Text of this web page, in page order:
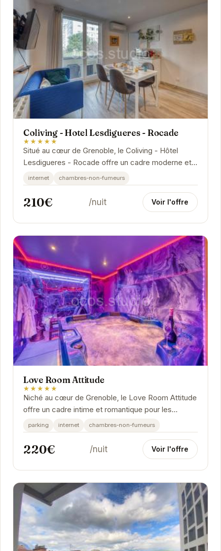
Coliving - Hotel Lesdigueres - Rocade
★★★★★
Situé au cœur de Grenoble, le Coliving - Hôtel
Lesdigueres - Rocade offre un cadre moderne et
confortable pour vos séjours. Avec un accès
facile...
internet chambres-non-fumeurs
210€ /nuit Voir l'offre
Love Room Attitude
★★★★★
Niché au cœur de Grenoble, le Love Room Attitude
offre un cadre intime et romantique pour les
couples. Ses chambres élégantes et
confortables...
parking internet chambres-non-fumeurs
220€ /nuit Voir l'offre